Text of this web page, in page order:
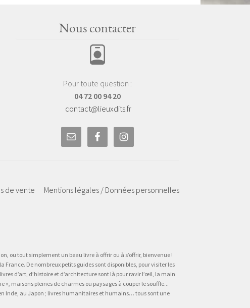
Nous contacter
Pour toute question :
04 72 00 94 20
contact@lieuxdits.fr
de vente Mentions légales / Données personnelles
ou tout simplement un beau livre à offrir ou à s’offrir, bienvenue !
De nombreux petits guides sont disponibles, pour visiter les
d’art, d’histoire et d’architecture sont là pour ravir l’œil, la main
maisons pleines de charmes ou paysages à couper le souffle...
Inde, au Japon ; livres humanitaires et humains… tous sont une